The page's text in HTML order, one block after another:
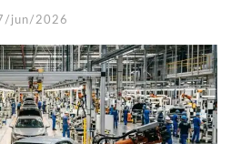
jun/2026